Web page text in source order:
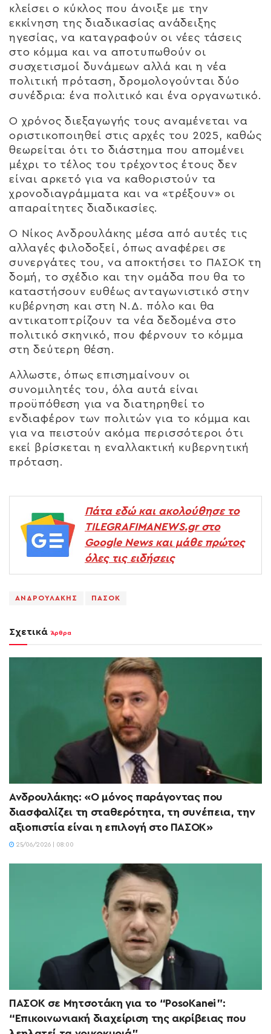
κλείσει ο κύκλος που άνοιξε με την
εκκίνηση της διαδικασίας ανάδειξης
ηγεσίας, να καταγραφούν οι νέες τάσεις
στο κόμμα και να αποτυπωθούν οι
συσχετισμοί δυνάμεων αλλά και η νέα
πολιτική πρόταση, δρομολογούνται δύο
συνέδρια: ένα πολιτικό και ένα οργανωτικό.
Ο χρόνος διεξαγωγής τους αναμένεται να
οριστικοποιηθεί στις αρχές του 2025, καθώς
θεωρείται ότι το διάστημα που απομένει
μέχρι το τέλος του τρέχοντος έτους δεν
είναι αρκετό για να καθοριστούν τα
χρονοδιαγράμματα και να «τρέξουν» οι
απαραίτητες διαδικασίες.
Ο Νίκος Ανδρουλάκης μέσα από αυτές τις
αλλαγές φιλοδοξεί, όπως αναφέρει σε
συνεργάτες του, να αποκτήσει το ΠΑΣΟΚ τη
δομή, το σχέδιο και την ομάδα που θα το
καταστήσουν ευθέως ανταγωνιστικό στην
κυβέρνηση και στη Ν.Δ. πόλο και θα
αντικατοπτρίζουν τα νέα δεδομένα στο
πολιτικό σκηνικό, που φέρνουν το κόμμα
στη δεύτερη θέση.
Αλλωστε, όπως επισημαίνουν οι
συνομιλητές του, όλα αυτά είναι
προϋπόθεση για να διατηρηθεί το
ενδιαφέρον των πολιτών για το κόμμα και
για να πειστούν ακόμα περισσότεροι ότι
εκεί βρίσκεται η εναλλακτική κυβερνητική
πρόταση.
Πάτα εδώ και ακολούθησε το
TILEGRAFIMANEWS.gr στο
Google News και μάθε πρώτος
όλες τις ειδήσεις
ΑΝΔΡΟΥΛΑΚΗΣ ΠΑΣΟΚ
Σχετικά Άρθρα
Ανδρουλάκης: «Ο μόνος παράγοντας που
διασφαλίζει τη σταθερότητα, τη συνέπεια, την
αξιοπιστία είναι η επιλογή στο ΠΑΣΟΚ»
25/06/2026 | 08:00
ΠΑΣΟΚ σε Μητσοτάκη για το “PosoKanei”:
“Επικοινωνιακή διαχείριση της ακρίβειας που